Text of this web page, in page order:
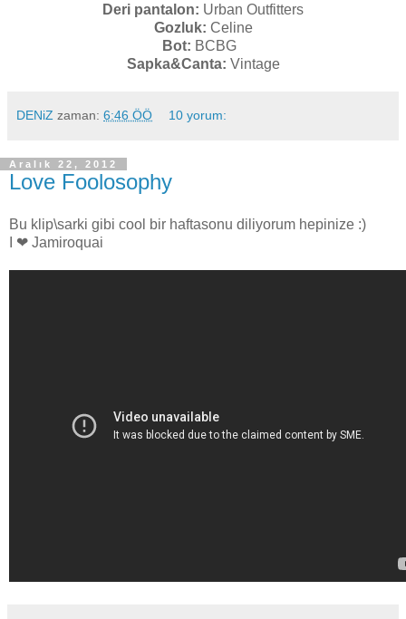
Deri pantalon: Urban Outfitters
Gozluk: Celine
Bot: BCBG
Sapka&Canta: Vintage
DENiZ zaman: 6:46 ÖÖ 10 yorum:
Aralık 22, 2012
Love Foolosophy
Bu klip\sarki gibi cool bir haftasonu diliyorum hepinize :)
I ❤ Jamiroquai